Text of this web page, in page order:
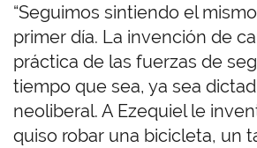
“Seguimos sintiendo el
primer día. La invención de
práctica de las fuerzas de
tiempo que sea, ya sea
neoliberal. A Ezequiel le
quiso robar una bicicleta, un